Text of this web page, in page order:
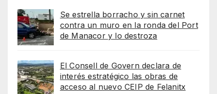
Se estrella borracho y sin carnet
contra un muro en la ronda del Port
de Manacor y lo destroza
El Consell de Govern declara de
interés estratégico las obras de
acceso al nuevo CEIP de Felanitx